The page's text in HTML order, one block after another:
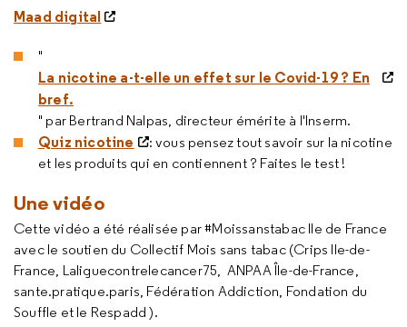
Maad digital
"
La nicotine a-t-elle un effet sur le Covid-19 ? En
bref.
" par Bertrand Nalpas, directeur émérite à l'Inserm.
Quiz nicotine
: vous pensez tout savoir sur la nicotine
et les produits qui en contiennent ? Faites le test !
Une vidéo
Cette vidéo a été réalisée par #Moissanstabac Ile de France
avec le soutien du Collectif Mois sans tabac (Crips Ile-de-
France, Laliguecontrelecancer75, ANPAA Île-de-France,
sante.pratique.paris, Fédération Addiction, Fondation du
Souffle et le Respadd ).